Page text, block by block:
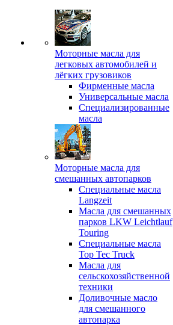
Моторные масла для
легковых автомобилей и
лёгких грузовиков
Фирменные масла
Универсальные масла
Специализированные
масла
Моторные масла для
смешанных автопарков
Специальные масла
Langzeit
Масла для смешанных
парков LKW Leichtlauf
Touring
Специальные масла
Top Tec Truck
Масла для
сельскохозяйственной
техники
Доливочные масло
для смешанного
автопарка